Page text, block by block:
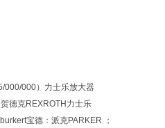
000/000）力士乐放大器
德克REXROTH力士乐
宝德：派克PARKER ；